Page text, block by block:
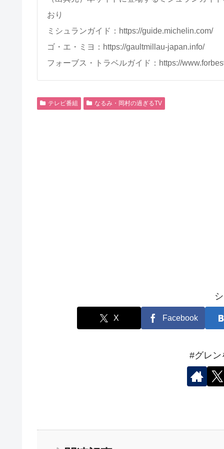
おり
ミシュランガイド：https://guide.michelin.com/
ゴ・エ・ミヨ：https://gaultmillau-japan.info/
フォーブス・トラベルガイド：https://
テレビ番組 なるみ・岡村の過ぎるTV
X Facebook
#グレン